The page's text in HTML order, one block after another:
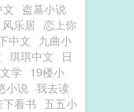
盗墓小说
风乐居 恋上你
中文 九曲小
琪琪中文
日
学 19楼小
小说 我去读
下看书 五五小